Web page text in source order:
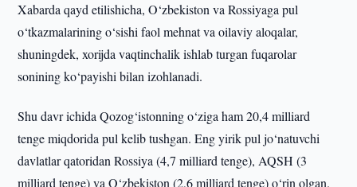
Xabarda qayd etilishicha, O‘zbekiston va Rossiyaga pul
o‘tkazmalarining o‘sishi faol mehnat va oilaviy aloqalar,
shuningdek, xorijda vaqtinchalik ishlab turgan fuqarolar
sonining ko‘payishi bilan izohlanadi.
Shu davr ichida Qozog‘istonning o‘ziga ham 20,4 milliard
tenge miqdorida pul kelib tushgan. Eng yirik pul jo‘natuvchi
davlatlar qatoridan Rossiya (4,7 milliard tenge), AQSH (3
milliard tenge) va O‘zbekiston (2,6 milliard tenge) o‘rin olgan.